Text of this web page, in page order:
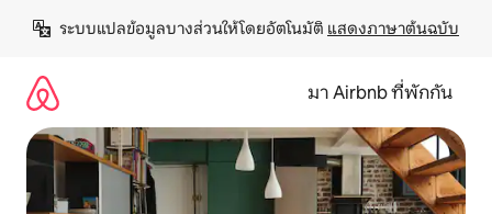
เนื้อหา
ระบบแปลข้อมูลบางส่วนให้โดยอัตโนมัติ แสดงภาษาต้นฉบับ
มา Airbnb ที่พักกัน